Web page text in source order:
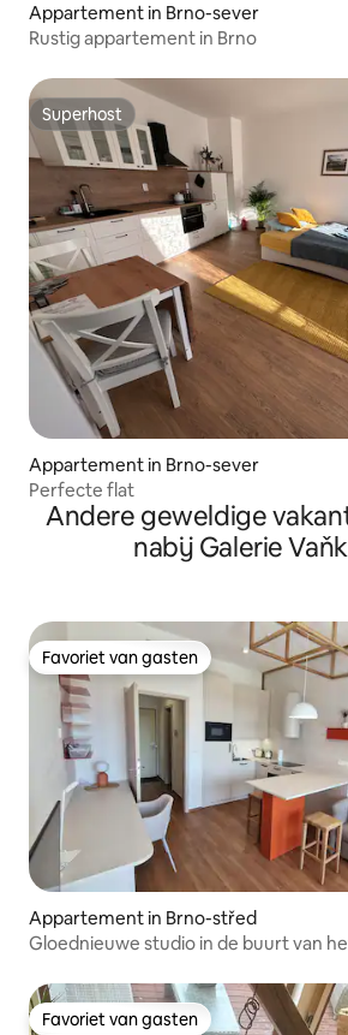
Appartement in Brno-sever
Rustig appartement in Brno
Superhost
Superhost
Appartement in Brno-sever
Perfecte flat
Andere geweldige
nabij Galerie
Favoriet van gasten
Favoriet van gasten
Appartement in Brno-střed
Gloednieuwe studio in de buurt van
Favoriet van gasten
Favoriet van gasten